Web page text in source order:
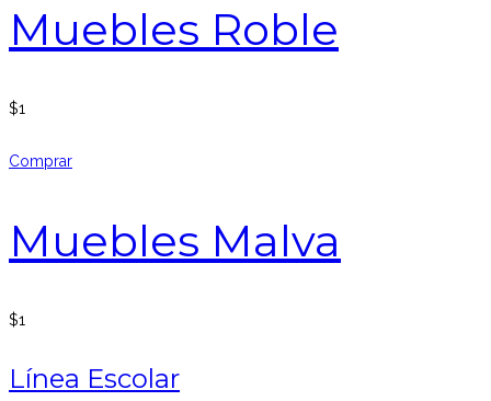
Muebles Roble
$1
Comprar
Muebles Malva
$1
Línea Escolar